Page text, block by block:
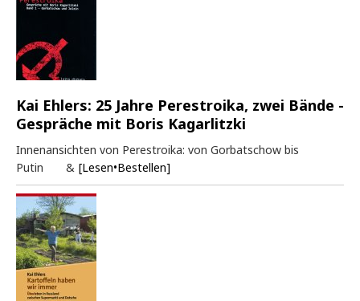
Kai Ehlers: 25 Jahre Perestroika, zwei Bände -
Gespräche mit Boris Kagarlitzki
Innenansichten von Perestroika: von Gorbatschow bis
Putin & [Lesen•Bestellen]